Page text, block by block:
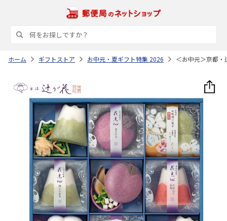
ホーム ギフトストア お中元・夏ギフト特集 2026 ＜お中元＞京都